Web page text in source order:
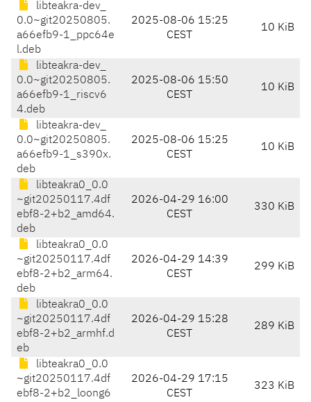
libteakra-dev_
0.0~git20250805.
a66efb9-1_ppc64e
l.deb
2025-08-06 15:25
CEST
10 KiB
libteakra-dev_
0.0~git20250805.
a66efb9-1_riscv6
4.deb
2025-08-06 15:50
CEST
10 KiB
libteakra-dev_
0.0~git20250805.
a66efb9-1_s390x.
deb
2025-08-06 15:25
CEST
10 KiB
libteakra0_0.0
~git20250117.4df
ebf8-2+b2_amd64.
deb
2026-04-29 16:00
CEST
330 KiB
libteakra0_0.0
~git20250117.4df
ebf8-2+b2_arm64.
deb
2026-04-29 14:39
CEST
299 KiB
libteakra0_0.0
~git20250117.4df
ebf8-2+b2_armhf.d
eb
2026-04-29 15:28
CEST
289 KiB
libteakra0_0.0
~git20250117.4df
ebf8-2+b2_loong6
2026-04-29 17:15
CEST
323 KiB